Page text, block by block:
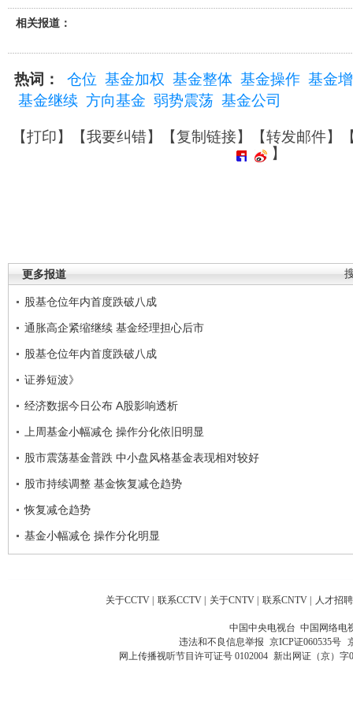
相关报道：
热词： 仓位 基金加权 基金整体 基金操作 基金增
基金继续 方向基金 弱势震荡 基金公司
【打印】【我要纠错】【复制链接】【转发邮件】
】
更多报道
股基仓位年内首度跌破八成
通胀高企紧缩继续 基金经理担心后市
股基仓位年内首度跌破八成
证券短波》
经济数据今日公布 A股影响透析
上周基金小幅减仓 操作分化依旧明显
股市震荡基金普跌 中小盘风格基金表现相对较好
股市持续调整 基金恢复减仓趋势
恢复减仓趋势
基金小幅减仓 操作分化明显
关于CCTV | 联系CCTV | 关于CNTV | 联系CNTV | 人才招聘
中国中央电视台 中国网络电
违法和不良信息举报 京ICP证060535号
网上传播视听节目许可证号 0102004 新出网证（京）